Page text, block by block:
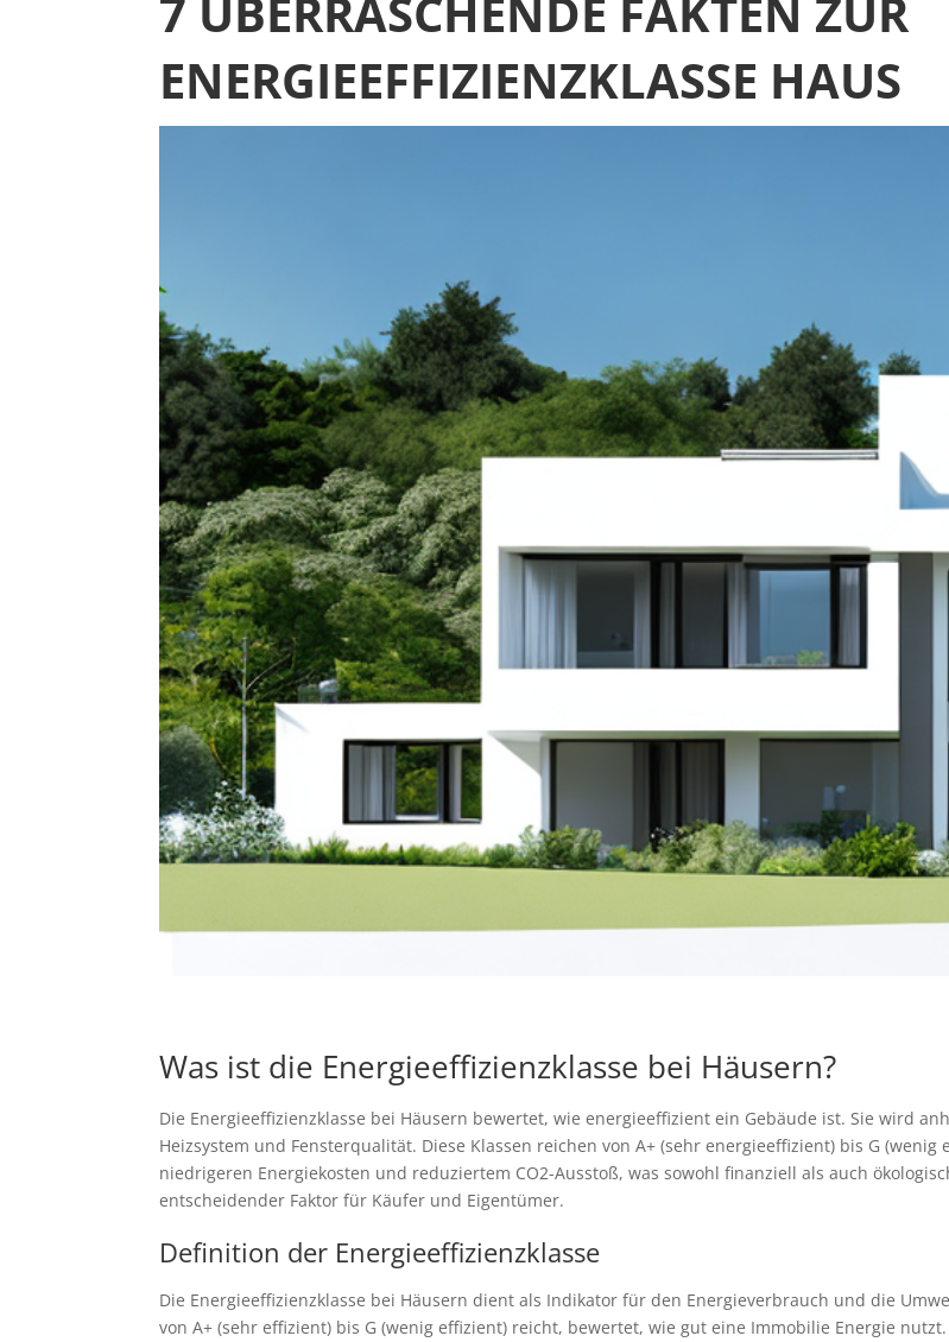
7 ÜBERRASCHENDE FAKTEN ZUR
ENERGIEEFFIZIENZKLASSE HAUS
Was ist die Energieeffizienzklasse bei Häusern?
Die Energieeffizienzklasse bei Häusern bewertet, wie energieeffizient ein Gebäude ist. Sie wird
Heizsystem und Fensterqualität. Diese Klassen reichen von A+ (sehr energieeffizient) bis G
niedrigeren Energiekosten und reduziertem CO2-Ausstoß, was sowohl finanziell als auch
entscheidender Faktor für Käufer und Eigentümer.
Definition der Energieeffizienzklasse
Die Energieeffizienzklasse bei Häusern dient als Indikator für den Energieverbrauch und die
von A+ (sehr effizient) bis G (wenig effizient) reicht, bewertet, wie gut eine Immobilie Energie